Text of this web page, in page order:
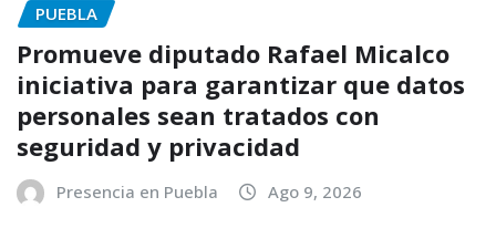
PUEBLA
Promueve diputado Rafael Micalco
iniciativa para garantizar que datos
personales sean tratados con
seguridad y privacidad
Presencia en Puebla Ago 9, 2026